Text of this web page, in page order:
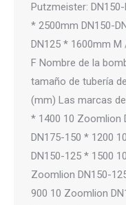
Putzmeister:
* 2500mm DN150-
DN125 * 1600mm
F Nombre de la
tamaño de tubería
(mm) Las marcas
* 1400 10 Zoomlion
DN175-150 * 1200
DN150-125 * 1500
Zoomlion DN150-
900 10 Zoomlion